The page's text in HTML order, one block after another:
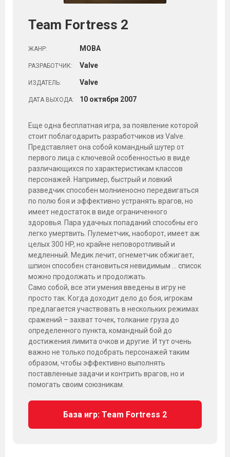
Team Fortress 2
ЖАНР: MOBA
РАЗРАБОТЧИК: Valve
ИЗДАТЕЛЬ: Valve
ДАТА ВЫХОДА: 10 октября 2007
Еще одна бесплатная игра, за появление которой
стоит поблагодарить разработчиков из Valve.
Представляет она собой командный шутер от
первого лица с ключевой особенностью в виде
различающихся по характеристикам классов
персонажей. Например, быстрый и ловкий
разведчик способен молниеносно передвигаться
по полю боя и эффективно устранять врагов, но
имеет недостаток в виде ограниченного
здоровья. Пара удачных попаданий способны его
легко умертвить. Пулеметчик, наоборот, имеет аж
целых 300 HP, но крайне неповоротливый и
медленный. Медик лечит, огнеметчик обжигает,
шпион способен становиться невидимым … список
можно продолжать и продолжать.
Само собой, все эти умения введены в игру не
просто так. Когда доходит дело до боя, игрокам
предлагается участвовать в нескольких режимах
сражений – захват точек, толкание груза до
определенного пункта, командный бой до
достижения лимита очков и другие. И тут очень
важно не только подобрать персонажей таким
образом, чтобы эффективно выполнять
поставленные задачи и контрить врагов, но и
помогать своим союзникам.
База игр: Team Fortress 2